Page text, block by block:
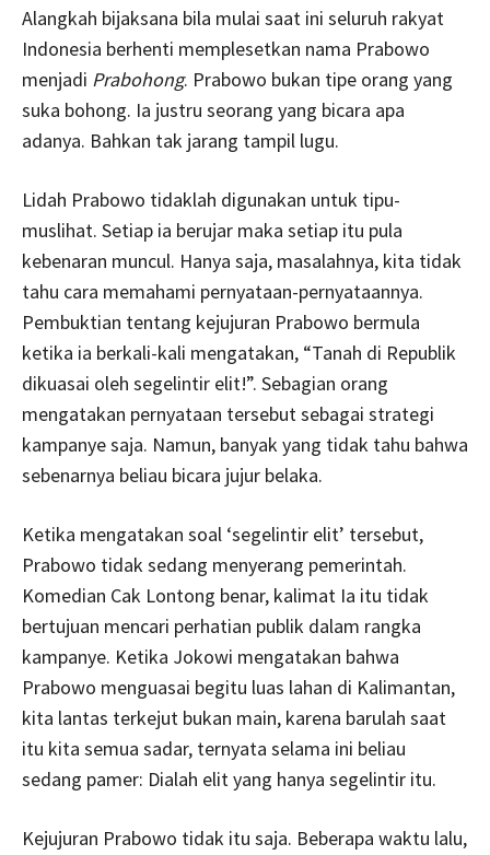
Alangkah bijaksana bila mulai saat ini seluruh rakyat
Indonesia berhenti memplesetkan nama Prabowo
menjadi Prabohong. Prabowo bukan tipe orang yang
suka bohong. Ia justru seorang yang bicara apa
adanya. Bahkan tak jarang tampil lugu.
Lidah Prabowo tidaklah digunakan untuk tipu-
muslihat. Setiap ia berujar maka setiap itu pula
kebenaran muncul. Hanya saja, masalahnya, kita tidak
tahu cara memahami pernyataan-pernyataannya.
Pembuktian tentang kejujuran Prabowo bermula
ketika ia berkali-kali mengatakan, “Tanah di Republik
dikuasai oleh segelintir elit!”. Sebagian orang
mengatakan pernyataan tersebut sebagai strategi
kampanye saja. Namun, banyak yang tidak tahu bahwa
sebenarnya beliau bicara jujur belaka.
Ketika mengatakan soal ‘segelintir elit’ tersebut,
Prabowo tidak sedang menyerang pemerintah.
Komedian Cak Lontong benar, kalimat Ia itu tidak
bertujuan mencari perhatian publik dalam rangka
kampanye. Ketika Jokowi mengatakan bahwa
Prabowo menguasai begitu luas lahan di Kalimantan,
kita lantas terkejut bukan main, karena barulah saat
itu kita semua sadar, ternyata selama ini beliau
sedang pamer: Dialah elit yang hanya segelintir itu.
Kejujuran Prabowo tidak itu saja. Beberapa waktu lalu,